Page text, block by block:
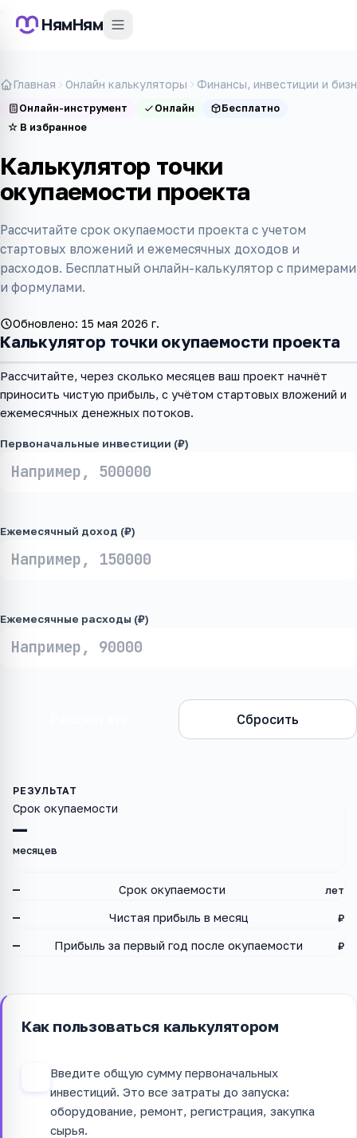
НямНям
Главная Онлайн калькуляторы Финансы, инвестиции и
Онлайн-инструмент Онлайн
Бесплатно
☆ В избранное
Калькулятор точки
окупаемости проекта
Рассчитайте срок окупаемости проекта с учетом
стартовых вложений и ежемесячных доходов и
расходов. Бесплатный онлайн-калькулятор с примерами
и формулами.
Обновлено: 15 мая 2026 г.
Калькулятор точки окупаемости проекта
Рассчитайте, через сколько месяцев ваш проект начнёт
приносить чистую прибыль, с учётом стартовых вложений и
ежемесячных денежных потоков.
Первоначальные инвестиции (₽)
Ежемесячный доход (₽)
Ежемесячные расходы (₽)
Сбросить
—
Срок окупаемости
месяцев
— Срок окупаемости лет
— Чистая прибыль в месяц ₽
— Прибыль за первый год после окупаемости ₽
Как пользоваться калькулятором
Введите общую сумму первоначальных
инвестиций. Это все затраты до запуска:
оборудование, ремонт, регистрация, закупка
сырья.